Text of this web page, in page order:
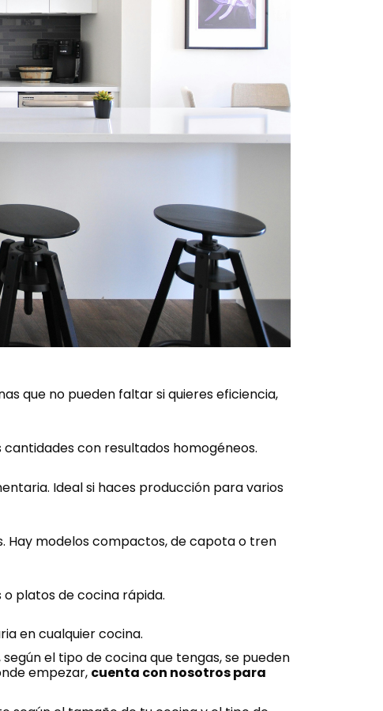
que no pueden faltar si quieres eficiencia,
con resultados homogéneos.
Ideal si haces producción para varios
Hay modelos compactos, de capota o tren
platos de cocina rápida.
en cualquier cocina.
el tipo de cocina que tengas, se pueden
empezar, cuenta con nosotros para